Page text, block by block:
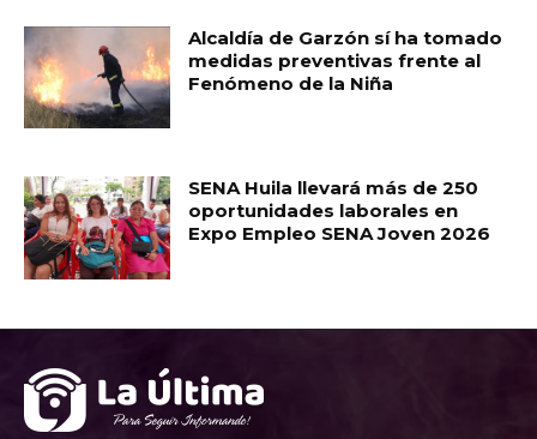
Alcaldía de Garzón sí ha tomado
medidas preventivas frente al
Fenómeno de la Niña
SENA Huila llevará más de 250
oportunidades laborales en
Expo Empleo SENA Joven 2026